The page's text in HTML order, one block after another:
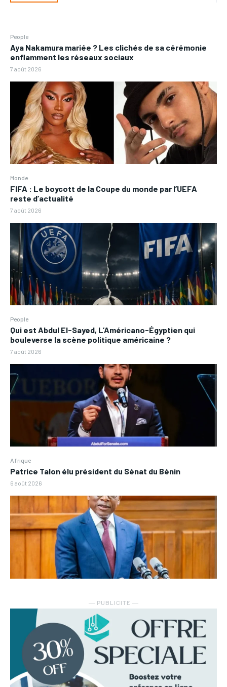
People
Aya Nakamura mariée ? Les clichés de sa cérémonie
enflamment les réseaux sociaux
7 août 2026
Monde
FIFA : Le boycott de la Coupe du monde par l’UEFA
reste d’actualité
7 août 2026
People
Qui est Abdul El-Sayed, L’Américano-Égyptien qui
bouleverse la scène politique américaine ?
7 août 2026
Afrique
Patrice Talon élu président du Sénat du Bénin
6 août 2026
― PUBLICITE ―